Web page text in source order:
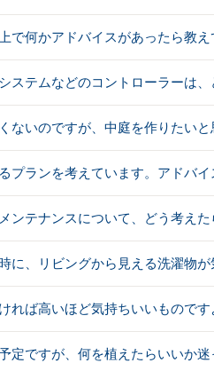
で何かアドバイスがあったら教え
ステムなどのコントローラーは
ないのですが、中庭を作りたい
プランを考えています。アドバイ
ンテナンスについて、どう考えた
に、リビングから見える洗濯物が
れば高いほど気持ちいいものです
定ですが、何を植えたらいいか迷